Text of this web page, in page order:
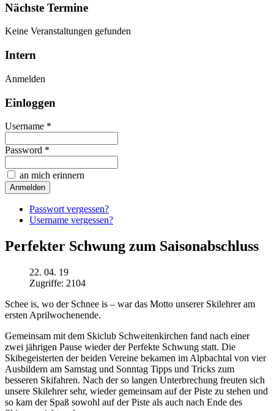
Nächste Termine
Keine Veranstaltungen gefunden
Intern
Anmelden
Einloggen
Username *
Password *
an mich erinnern
Passwort vergessen?
Username vergessen?
Perfekter Schwung zum Saisonabschluss
22. 04. 19
Zugriffe: 2104
Schee is, wo der Schnee is – war das Motto unserer Skilehrer am
ersten Aprilwochenende.
Gemeinsam mit dem Skiclub Schweitenkirchen fand nach einer
zwei jährigen Pause wieder der Perfekte Schwung statt. Die
Skibegeisterten der beiden Vereine bekamen im Alpbachtal von vier
Ausbildern am Samstag und Sonntag Tipps und Tricks zum
besseren Skifahren. Nach der so langen Unterbrechung freuten sich
unsere Skilehrer sehr, wieder gemeinsam auf der Piste zu stehen und
so kam der Spaß sowohl auf der Piste als auch nach Ende des